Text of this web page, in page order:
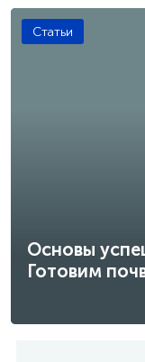
Основы
Готовим
Статьи